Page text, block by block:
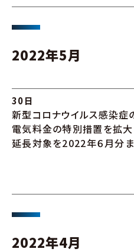
2022年5月
30日
新型コロナウイルス感染症
電気料金の特別措置を拡
延長対象を2022年６月分
2022年4月